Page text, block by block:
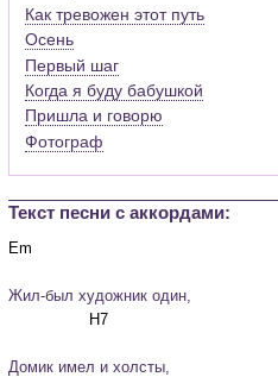
Как тревожен этот путь
Осень
Первый шаг
Когда я буду бабушкой
Пришла и говорю
Фотограф
Текст песни c аккордами:
Жил-был художник один,
Домик имел и холсты,